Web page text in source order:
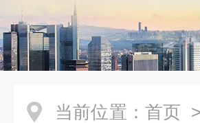
当前位置： 首页 >